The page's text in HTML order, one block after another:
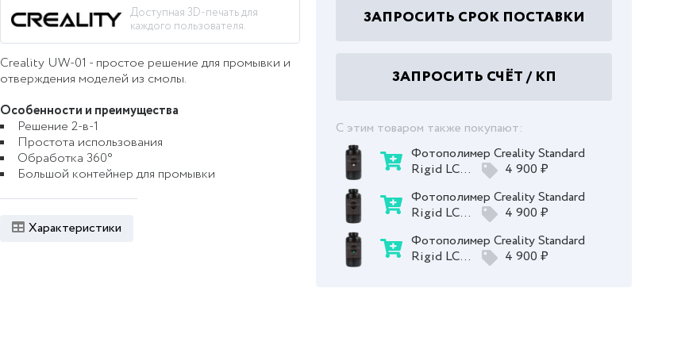
Доступная 3D-печать для
каждого пользователя.
Creality UW-01 - простое решение для промывки и
отверждения моделей из смолы.
Особенности и преимущества
Решение 2-в-1
Простота использования
Обработка 360°
Большой контейнер для промывки
Характеристики
ЗАПРОСИТЬ СРОК ПОСТАВКИ
ЗАПРОСИТЬ СЧЁТ / КП
С этим товаром также покупают:
Фотополимер Creality Standard
Rigid LC...
4 900 ₽
Фотополимер Creality Standard
Rigid LC...
4 900 ₽
Фотополимер Creality Standard
Rigid LC...
4 900 ₽